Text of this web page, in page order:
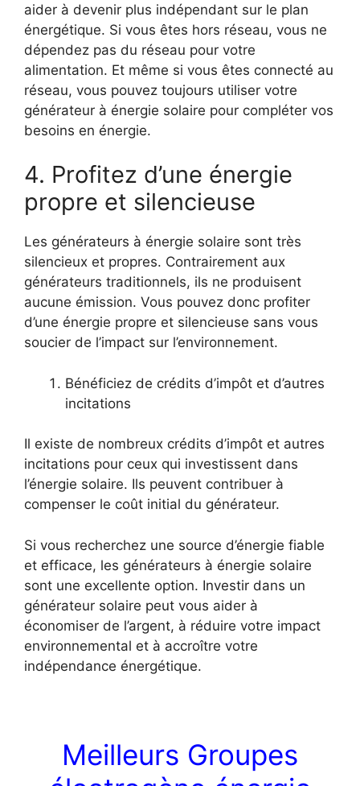
aider à devenir plus indépendant sur le plan
énergétique. Si vous êtes hors réseau, vous ne
dépendez pas du réseau pour votre
alimentation. Et même si vous êtes connecté au
réseau, vous pouvez toujours utiliser votre
générateur à énergie solaire pour compléter vos
besoins en énergie.
4. Profitez d’une énergie
propre et silencieuse
Les générateurs à énergie solaire sont très
silencieux et propres. Contrairement aux
générateurs traditionnels, ils ne produisent
aucune émission. Vous pouvez donc profiter
d’une énergie propre et silencieuse sans vous
soucier de l’impact sur l’environnement.
Bénéficiez de crédits d’impôt et d’autres
incitations
Il existe de nombreux crédits d’impôt et autres
incitations pour ceux qui investissent dans
l’énergie solaire. Ils peuvent contribuer à
compenser le coût initial du générateur.
Si vous recherchez une source d’énergie fiable
et efficace, les générateurs à énergie solaire
sont une excellente option. Investir dans un
générateur solaire peut vous aider à
économiser de l’argent, à réduire votre impact
environnemental et à accroître votre
indépendance énergétique.
Meilleurs Groupes